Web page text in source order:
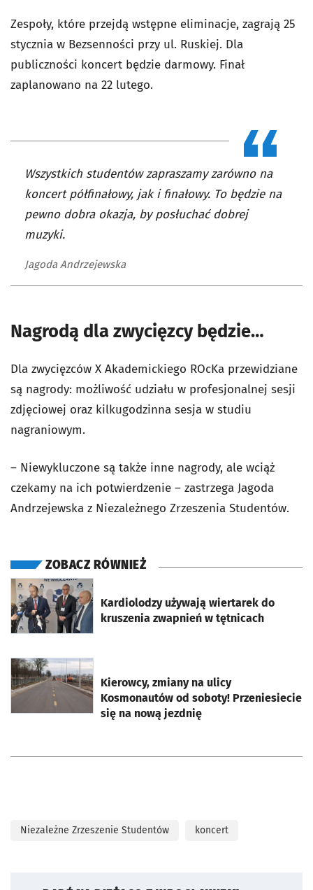
Zespoły, które przejdą wstępne eliminacje, zagrają 25
stycznia w Bezsenności przy ul. Ruskiej. Dla
publiczności koncert będzie darmowy. Finał
zaplanowano na 22 lutego.
Wszystkich studentów zapraszamy zarówno na
koncert półfinałowy, jak i finałowy. To będzie na
pewno dobra okazja, by posłuchać dobrej
muzyki.
Jagoda Andrzejewska
Nagrodą dla zwycięzcy będzie…
Dla zwycięzców X Akademickiego ROcKa przewidziane
są nagrody: możliwość udziału w profesjonalnej sesji
zdjęciowej oraz kilkugodzinna sesja w studiu
nagraniowym.
– Niewykluczone są także inne nagrody, ale wciąż
czekamy na ich potwierdzenie – zastrzega Jagoda
Andrzejewska z Niezależnego Zrzeszenia Studentów.
ZOBACZ RÓWNIEŻ
Kardiolodzy używają wiertarek do
kruszenia zwapnień w tętnicach
otworzy się w nowej karcie
Kierowcy, zmiany na ulicy
Kosmonautów od soboty! Przeniesiecie
się na nową jezdnię
otworzy się w nowej karcie
Niezależne Zrzeszenie Studentów koncert